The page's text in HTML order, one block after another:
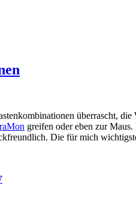
überrascht,
greifen oder eben zur
Die für mich